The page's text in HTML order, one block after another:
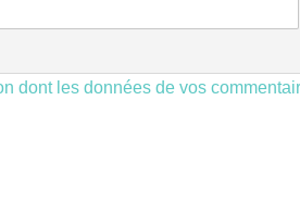
dont les données de vos